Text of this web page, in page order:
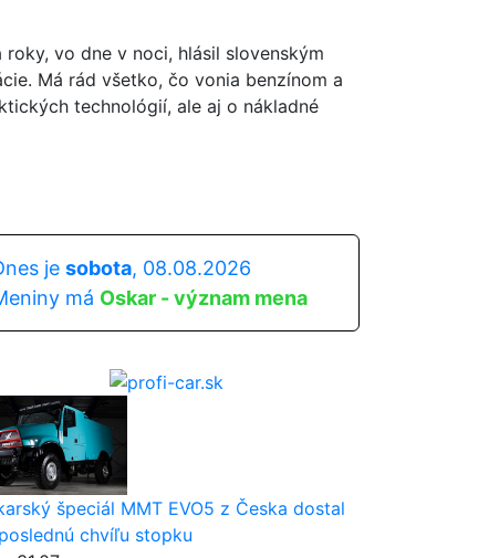
vo dne v noci, hlásil slovenským
Má rád všetko, čo vonia benzínom a
technológií, ale aj o nákladné
je sobota, 08.08.2026
má Oskar - význam mena
špeciál MMT EVO5 z Česka dostal
chvíľu stopku